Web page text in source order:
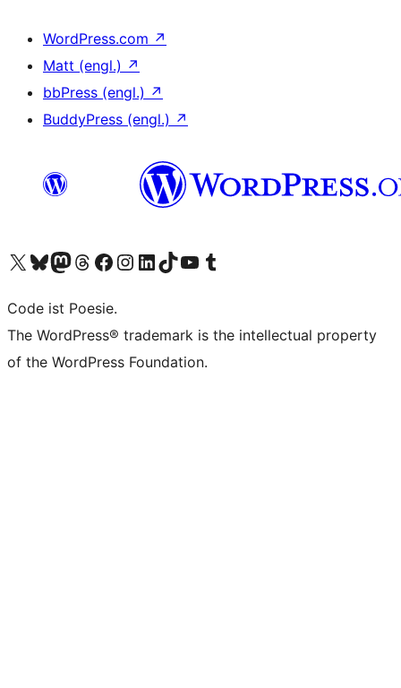
WordPress.com ↗
Matt (engl.) ↗
bbPress (engl.) ↗
BuddyPress (engl.) ↗
Unser X-Konto (früher Twitter) besuchen
Unser Bluesky-Konto besuchen
Unser Mastodon-Konto besuchen
Unser Threads-Konto besuchen
Unsere Facebook-Seite besuchen
Unser Instagram-Konto besuchen
Unser LinkedIn-Konto besuchen
Unser TikTok-Konto besuchen
Unseren YouTube-Kanal besuchen
Unser Tumblr-Konto besuchen
Code ist Poesie.
The WordPress® trademark is the intellectual property
of the WordPress Foundation.